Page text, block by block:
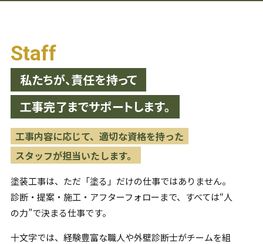
Staff
私たちが、責任を持って
工事完了までサポートします。
工事内容に応じて、適切な資格を持った
スタッフが担当いたします。
塗装工事は、ただ「塗る」だけの仕事ではありません。
診断・提案・施工・アフターフォローまで、すべては“人
の力”で決まる仕事です。
十文字では、経験豊富な職人や外壁診断士がチームを組